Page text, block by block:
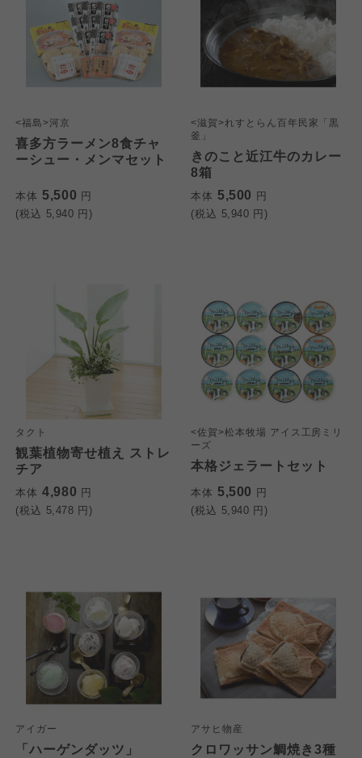
<福島>河京
喜多方ラーメン8食チャ
ーシュー・メンマセット
本体 5,500 円
(税込 5,940 円)
<滋賀>れすとらん百年民家「黒
釜」
きのこと近江牛のカレー
8箱
本体 5,500 円
(税込 5,940 円)
タクト
観葉植物寄せ植え ストレ
チア
本体 4,980 円
(税込 5,478 円)
<佐賀>松本牧場 アイス工房ミリ
ーズ
本格ジェラートセット
本体 5,500 円
(税込 5,940 円)
アイガー
「ハーゲンダッツ」
アサヒ物産
クロワッサン鯛焼き3種